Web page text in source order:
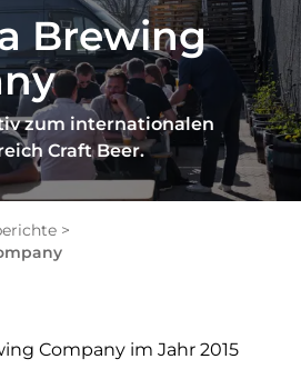
Brewing
zum internationalen
Craft Beer.
>
Company im Jahr 2015